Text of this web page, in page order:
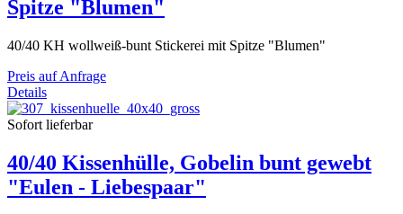
Spitze "Blumen"
40/40 KH wollweiß-bunt Stickerei mit Spitze "Blumen"
Preis auf Anfrage
Details
Sofort lieferbar
40/40 Kissenhülle, Gobelin bunt gewebt
"Eulen - Liebespaar"